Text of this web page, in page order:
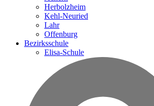
Herbolzheim
Kehl-Neuried
Lahr
Offenburg
Bezirksschule
Elisa-Schule